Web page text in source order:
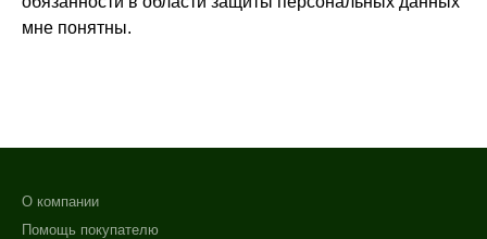
мне понятны.
О компании
Помощь покупателю